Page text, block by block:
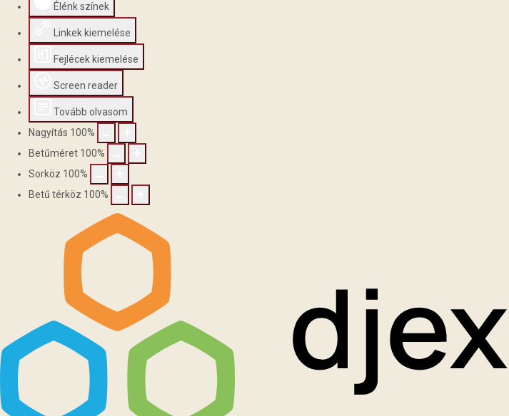
Élénk színek
Linkek kiemelése
Fejlécek kiemelése
Screen reader
Tovább olvasom
Nagyítás 100%
Betűméret 100%
Sorköz 100%
Betű térköz 100%